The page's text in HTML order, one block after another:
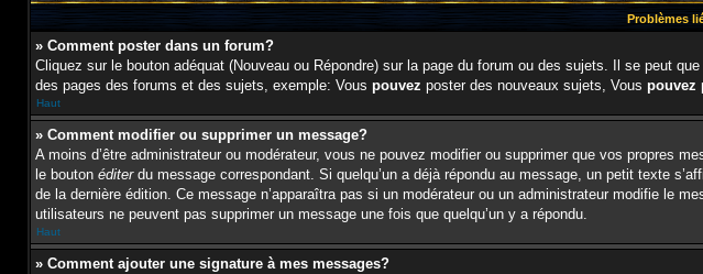
Problèmes
» Comment poster dans un forum?
Cliquez sur le bouton adéquat (Nouveau ou Répondre) sur la page du forum ou des sujets. Il se peut
des pages des forums et des sujets, exemple: Vous pouvez poster des nouveaux sujets, Vous pouvez
Haut
» Comment modifier ou supprimer un message?
A moins d’être administrateur ou modérateur, vous ne pouvez modifier ou supprimer que vos propres
le bouton éditerdu message correspondant. Si quelqu’un a déjà répondu au message, un petit texte
de la dernière édition. Ce message n’apparaîtra pas si un modérateur ou un administrateur modifie le
utilisateurs ne peuvent pas supprimer un message une fois que quelqu’un y a répondu.
Haut
» Comment ajouter une signature à mes messages?